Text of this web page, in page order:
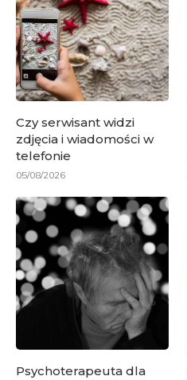
Czy serwisant widzi
zdjęcia i wiadomości w
telefonie
05/08/2026
Psychoterapeuta dla